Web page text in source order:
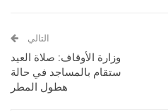
التالي
وزارة الأوقاف: صلاة العيد
ستقام بالمساجد في حالة
هطول المطر